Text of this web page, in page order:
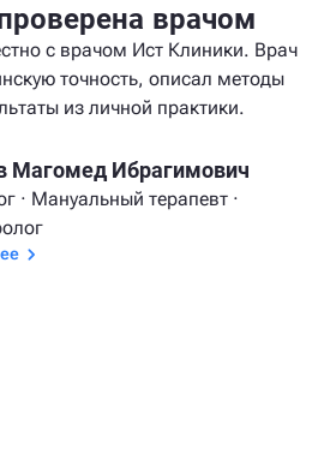
врачом
с врачом Ист Клиники. Врач
точность, описал методы
из личной практики.
Магомед Ибрагимович
· Мануальный терапевт ·